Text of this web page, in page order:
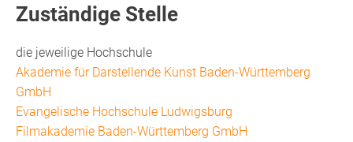
Zuständige Stelle
die jeweilige Hochschule
Akademie für Darstellende Kunst Baden-Württemberg
GmbH
Evangelische Hochschule Ludwigsburg
Filmakademie Baden-Württemberg GmbH